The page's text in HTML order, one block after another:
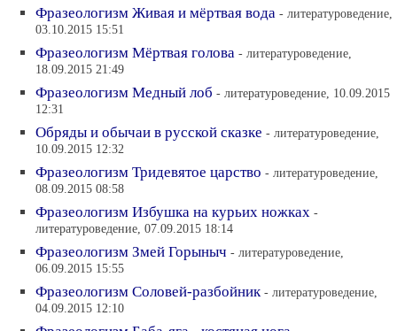
Фразеологизм Живая и мёртвая вода - литературоведение,
03.10.2015 15:51
Фразеологизм Мёртвая голова - литературоведение,
18.09.2015 21:49
Фразеологизм Медный лоб - литературоведение, 10.09.2015
12:31
Обряды и обычаи в русской сказке - литературоведение,
10.09.2015 12:32
Фразеологизм Тридевятое царство - литературоведение,
08.09.2015 08:58
Фразеологизм Избушка на курьих ножках -
литературоведение, 07.09.2015 18:14
Фразеологизм Змей Горыныч - литературоведение,
06.09.2015 15:55
Фразеологизм Соловей-разбойник - литературоведение,
04.09.2015 12:10